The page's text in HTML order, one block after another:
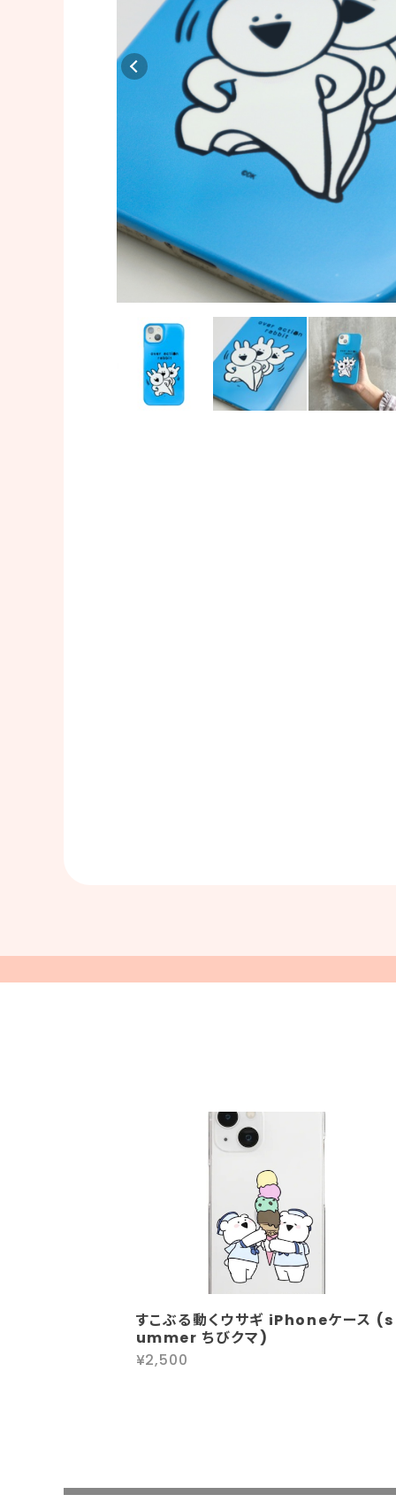
すこぶる動くウサギ iPhoneケース (s
ummer ちびクマ)
¥2,500